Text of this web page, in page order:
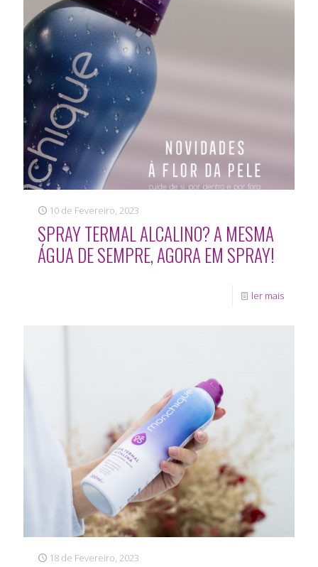
10 de Fevereiro, 2023
SPRAY TERMAL ALCALINO? A MESMA
ÁGUA DE SEMPRE, AGORA EM SPRAY!
ler mais
18 de Fevereiro, 2023